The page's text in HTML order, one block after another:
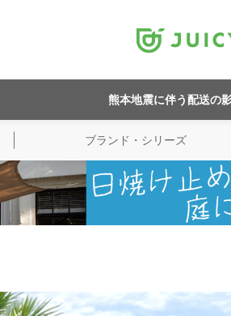
熊本地震に伴う配送の
ブランド・シリーズ